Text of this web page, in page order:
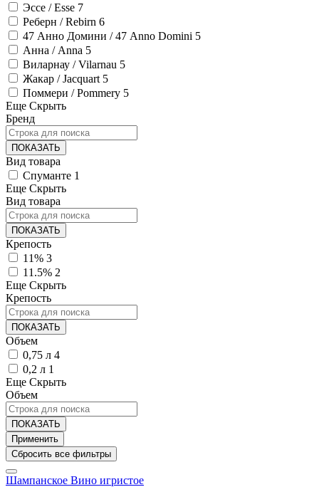
Эссе / Esse 7
Реберн / Rebirn 6
47 Анно Домини / 47 Anno Domini 5
Анна / Anna 5
Виларнау / Vilarnau 5
Жакар / Jacquart 5
Поммери / Pommery 5
Еще Скрыть
Бренд
ПОКАЗАТЬ
Вид товара
Спуманте 1
Еще Скрыть
Вид товара
ПОКАЗАТЬ
Крепость
11% 3
11.5% 2
Еще Скрыть
Крепость
ПОКАЗАТЬ
Объем
0,75 л 4
0,2 л 1
Еще Скрыть
Объем
ПОКАЗАТЬ
Шампанское Вино игристое